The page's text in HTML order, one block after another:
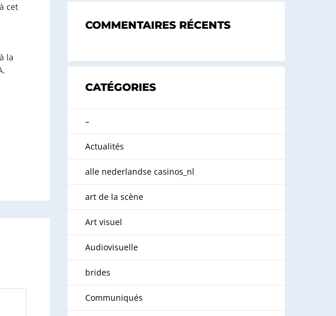
cet
la
COMMENTAIRES RÉCENTS
CATÉGORIES
–
Actualités
alle nederlandse casinos_nl
art de la scène
Art visuel
Audiovisuelle
brides
Communiqués